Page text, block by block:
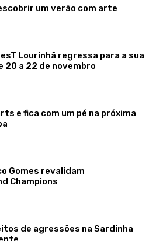
um verão com arte
Lourinhã regressa para a sua
20 a 22 de novembro
e fica com um pé na próxima
Gomes revalidam
Champions
de agressões na Sardinha